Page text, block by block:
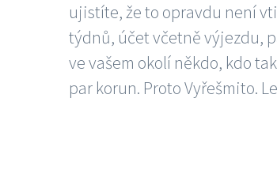
ujistíte, že to opravdu není
týdnů, účet včetně výjezdu,
ve vašem okolí někdo, kdo
par korun. Proto Vyřešmito.